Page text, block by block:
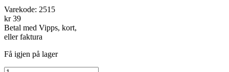
Varekode: 2515
kr 39
Betal med Vipps, kort,
eller faktura
Få igjen på lager